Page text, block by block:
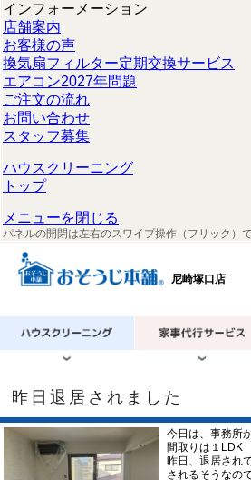
インフォーメーション
店舗案内
お客様の声
換気扇フィルター定期交換サービス
エアコン2027年問題
ご注文の流れ
お問い合わせ
スタッフ募集
ハウスクリーニング
トップ
メニューを閉じる
パネルの開閉は左右のスワイプ操作（フリック）
尼崎塚口店
昨日退居されました
今日は、事務所
間取りは１LDK
昨日、退居され
されるそうなの